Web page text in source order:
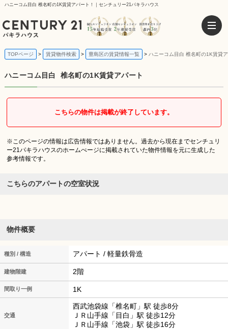
ハニーコム目白 椎名町の1K賃貸アパート！｜センチュリー21パキラハウス
TOPページ 賃貸物件検索 豊島区の賃貸情報一覧 ハニーコム目白 椎名町の1K賃貸
ハニーコム目白 椎名町の1K賃貸アパート
こちらの物件は掲載が終了しています。
※このページの情報は広告情報ではありません。過去から現在までセンチュリ
ー21パキラハウスのホームぺージに掲載されていた物件情報を元に生成した
参考情報です。
こちらのアパートの空室状況
物件概要
種別 / 構造 アパート / 軽量鉄骨造
建物階建 2階
間取り一例 1K
交通
西武池袋線「椎名町」駅 徒歩8分
ＪＲ山手線「目白」駅 徒歩12分
ＪＲ山手線「池袋」駅 徒歩16分